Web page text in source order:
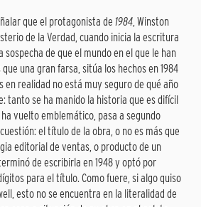
que el protagonista de 1984, Winston
de la Verdad, cuando inicia la escritura
de que el mundo en el que le han
una gran farsa, sitúa los hechos en 1984
en realidad no está muy seguro de qué año
tanto se ha manido la historia que es difícil
vuelto emblemático, pasa a segundo
el título de la obra, o no es más que
editorial de ventas, o producto de un
de escribirla en 1948 y optó por
para el título. Como fuere, si algo quiso
esto no se encuentra en la literalidad de